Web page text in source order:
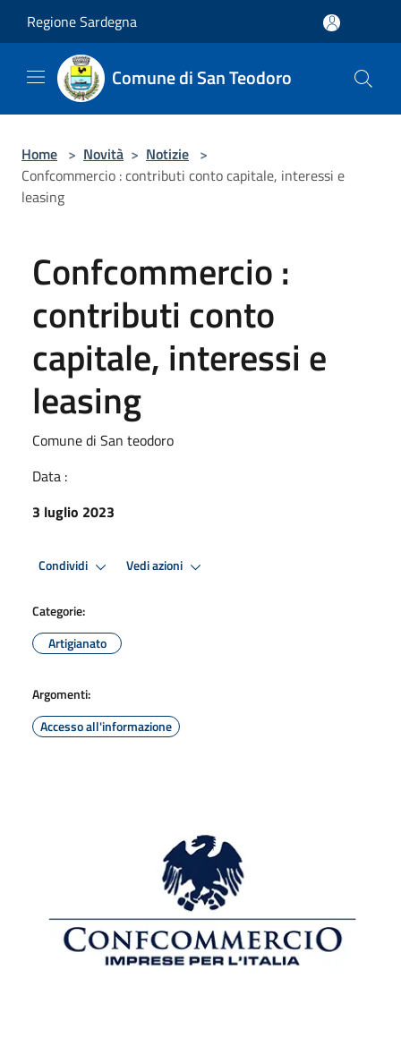
Regione Sardegna
Comune di San Teodoro
Home > Novità > Notizie >
Confcommercio : contributi conto capitale, interessi e
leasing
Confcommercio :
contributi conto
capitale, interessi e
leasing
Comune di San teodoro
Data :
3 luglio 2023
Condividi Vedi azioni
Categorie:
Artigianato
Argomenti:
Accesso all'informazione